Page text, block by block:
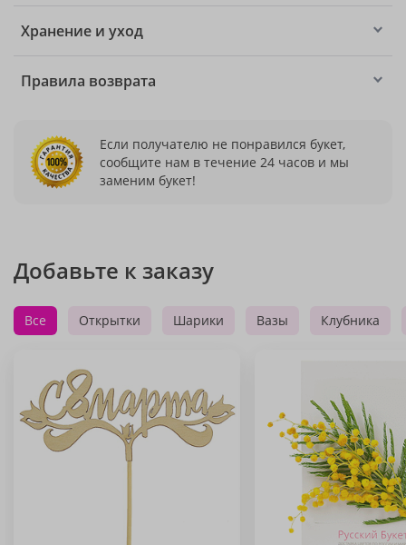
Хранение и уход
Правила возврата
Если получателю не понравился букет,
сообщите нам в течение 24 часов и мы
заменим букет!
Добавьте к заказу
Все Открытки Шарики Вазы Клубника